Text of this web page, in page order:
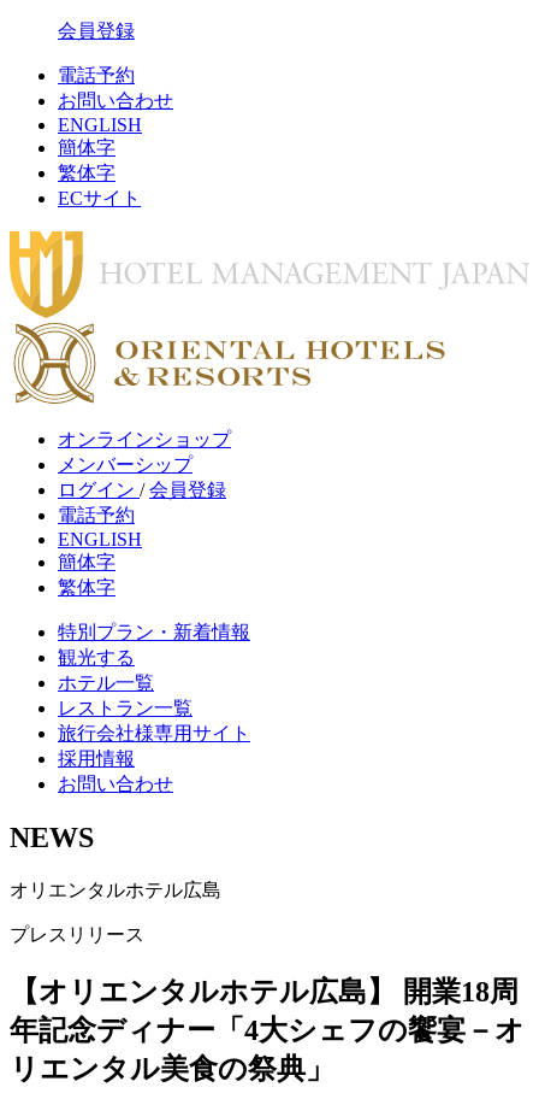
会員登録
電話予約
お問い合わせ
ENGLISH
簡体字
繁体字
ECサイト
オンラインショップ
メンバーシップ
ログイン /会員登録
電話予約
ENGLISH
簡体字
繁体字
特別プラン・新着情報
観光する
ホテル一覧
レストラン一覧
旅行会社様専用サイト
採用情報
お問い合わせ
NEWS
オリエンタルホテル広島
プレスリリース
【オリエンタルホテル広島】 開業18周
年記念ディナー「4大シェフの饗宴－オ
リエンタル美食の祭典」